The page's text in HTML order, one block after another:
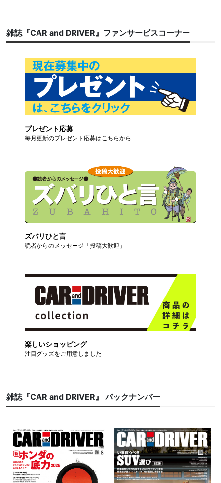
雑誌『CAR and DRIVER』ファンサービスコーナー
プレゼント応募
毎月更新のプレゼント応募はこちらから
ズバリひと言
読者からのメッセージ「投稿大歓迎」
楽しいショッピング
注目グッズをご用意しました
雑誌『CAR and DRIVER』 バックナンバー